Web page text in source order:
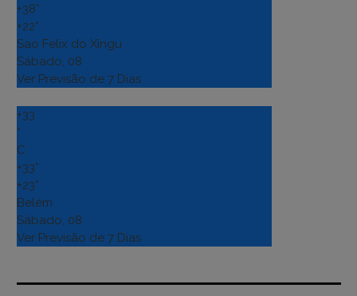
+38°
+22°
Sao Felix do Xingu
Sábado, 08
Ver Previsão de 7 Dias
+33
°
C
+33°
+23°
Belém
Sábado, 08
Ver Previsão de 7 Dias